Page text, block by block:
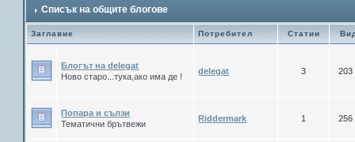
Списък на общите блогове
Заглавие Потребител Статии
Блогът на delegat
Ново старо...тука,ако има де !
delegat 3 203
Попара и сълзи
Тематични брътвежи
Riddermark 1 256